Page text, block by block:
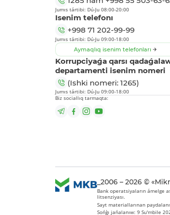
Jumıs tártibi: Dú-Ju 08:00-20:00
Isenim telefonı
+998 71 202-99-99
Jumıs tártibi: Dú-Ju 09:00-18:00
Aymaqlıq isenim telefonları
Korrupciyaǵa qarsı
departamenti isenim nomeri
(Ishki nomeri: 1265)
Jumıs tártibi: Dú-Ju 09:00-18:00
Biz sociallıq tarmaqta:
_2006 – 2026 ©
Bank operatsiyaların ámelge
litsenziyası.
Sayt materiallarınan
Sońǵı jańalanıw: 9 Su'mbile